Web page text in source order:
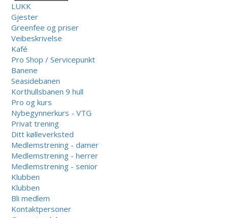
LUKK
Gjester
Greenfee og priser
Veibeskrivelse
Kafé
Pro Shop / Servicepunkt
Banene
Seasidebanen
Korthullsbanen 9 hull
Pro og kurs
Nybegynnerkurs - VTG
Privat trening
Ditt kølleverksted
Medlemstrening - damer
Medlemstrening - herrer
Medlemstrening - senior
Klubben
Klubben
Bli medlem
Kontaktpersoner